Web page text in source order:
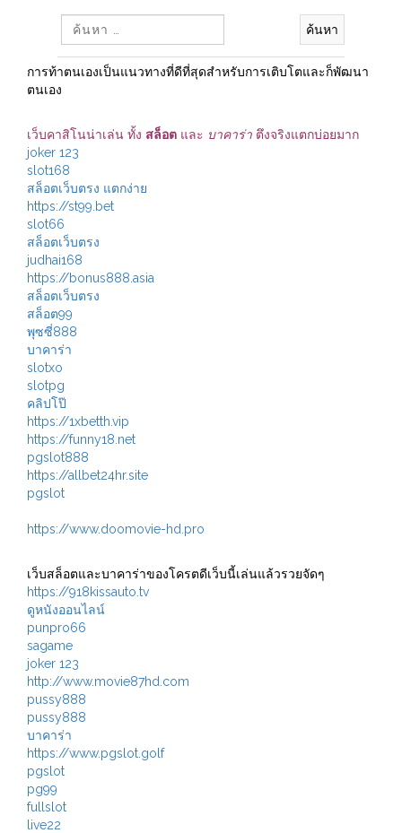
ค้นหา
สำหรับ:
การท้าตนเองเป็นแนวทางที่ดีที่สุดสำหรับการเติบโตและก็พัฒนา
ตนเอง
เว็บคาสิโนน่าเล่น ทั้ง สล็อต และ บาคาร่า ตึงจริงแตกบ่อยมาก
joker 123
slot168
สล็อตเว็บตรง แตกง่าย
https://st99.bet
slot66
สล็อตเว็บตรง
judhai168
https://bonus888.asia
สล็อตเว็บตรง
สล็อต99
พุซซี่888
บาคาร่า
slotxo
slotpg
คลิปโป๊
https://1xbetth.vip
https://funny18.net
pgslot888
https://allbet24hr.site
pgslot
https://www.doomovie-hd.pro
เว็บสล็อตและบาคาร่าของโครตดีเว็บนี้เล่นแล้วรวยจัดๆ
https://918kissauto.tv
ดูหนังออนไลน์
punpro66
sagame
joker 123
http://www.movie87hd.com
pussy888
pussy888
บาคาร่า
https://www.pgslot.golf
pgslot
pg99
fullslot
live22